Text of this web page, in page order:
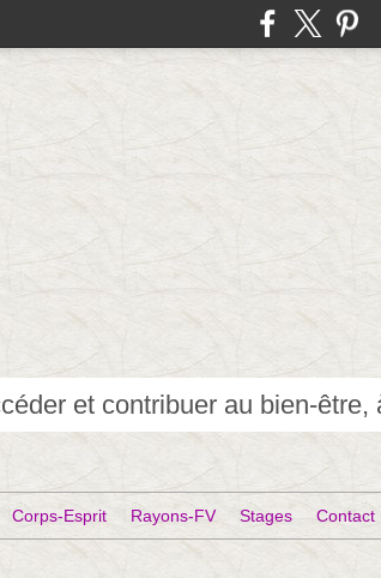
Corps-Esprit Rayons-FV Stages Contact